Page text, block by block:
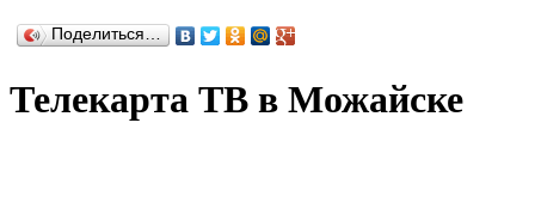
Поделиться…
Телекарта ТВ в Можайске